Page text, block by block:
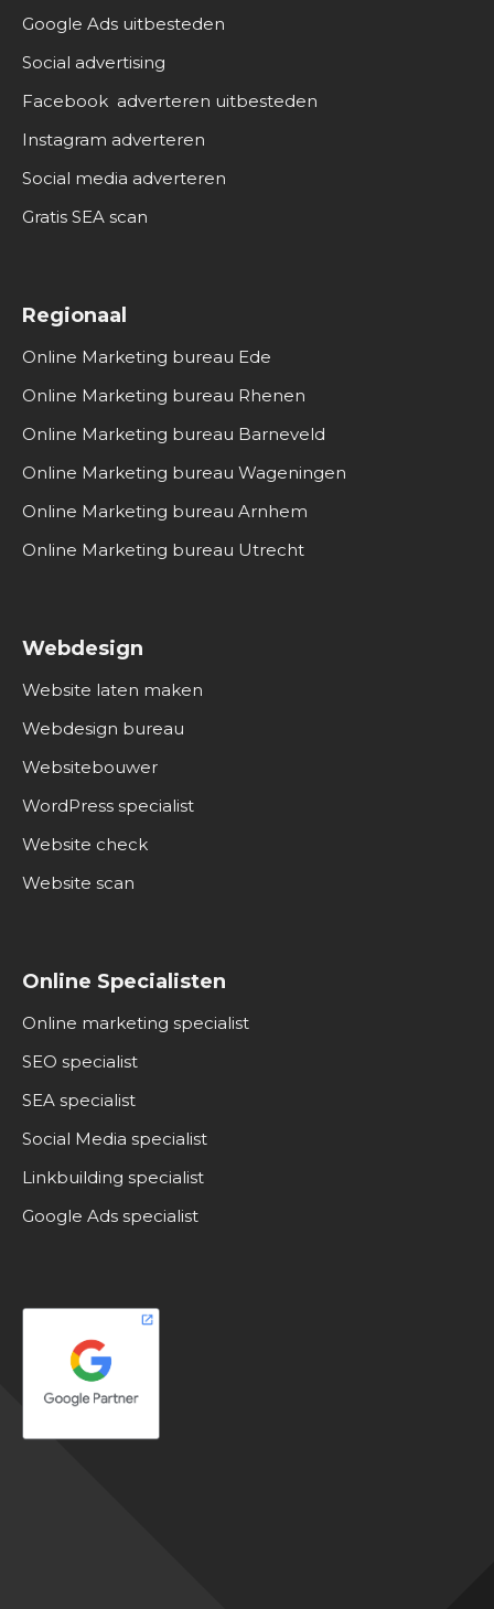
Google Ads uitbesteden
Social advertising
Facebook adverteren uitbesteden
Instagram adverteren
Social media adverteren
Gratis SEA scan
Regionaal
Online Marketing bureau Ede
Online Marketing bureau Rhenen
Online Marketing bureau Barneveld
Online Marketing bureau Wageningen
Online Marketing bureau Arnhem
Online Marketing bureau Utrecht
Webdesign
Website laten maken
Webdesign bureau
Websitebouwer
WordPress specialist
Website check
Website scan
Online Specialisten
Online marketing specialist
SEO specialist
SEA specialist
Social Media specialist
Linkbuilding specialist
Google Ads specialist